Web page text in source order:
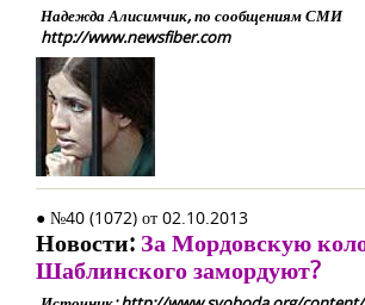
Надежда Алисимчик, по сообщениям СМИ
http://www.newsfiber.com
● №40 (1072) от 02.10.2013
Новости: За Мордовскую
Шаблинского замордуют?